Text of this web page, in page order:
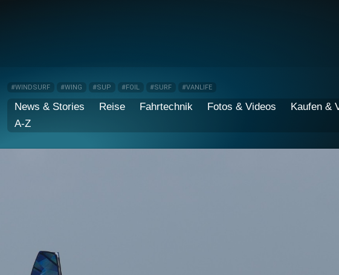
#WINDSURF #WING #SUP #FOIL #SURF #VANLIFE
News & Stories Reise Fahrtechnik Fotos & Videos
Kaufen &
A-Z